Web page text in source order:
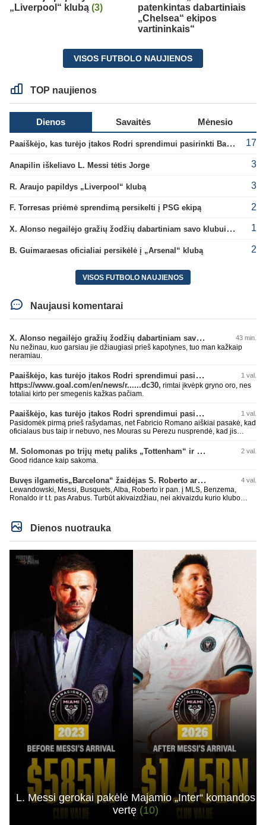
„Liverpool“ klubą (3)
patenkintas dabartiniais
„Chelsea“ ekipos
vartininkais“
VISOS FUTBOLO NAUJIENOS
TOP naujienos
Dienos Savaitės Mėnesio
Paaiškėjo, kas turėjo įtakos Rodri sprendimui pasirinkti Barselonos pusę 17
Anapilin iškeliavo L. Messi tėtis Jorge 3
R. Araujo papildys „Liverpool“ klubą 3
F. Torresas priėmė sprendimą persikelti į PSG ekipą 2
X. Alonso negailėjo gražių žodžių dabartiniam savo klubui „Chelsea“ 1
B. Guimaraesas oficialiai persikėlė į „Arsenal“ klubą 2
VISOS FUTBOLO NAUJIENOS
Naujausi komentarai
X. Alonso negailėjo gražių žodžių dabartiniam savo klubui „Chelsea“ 43 min.
Nu nežinau, kuo garsiau jie džiaugiasi prieš kapotynes, tuo man kažkaip
neramiau.
Paaiškėjo, kas turėjo įtakos Rodri sprendimui pasirinkti Barselonos pusę 1 val.
https://www.goal.com/en/news/r......dc30, rimtai įkvėpk gryno oro, nes
totaliai kirto per smegenis kažkas pačiam.
Paaiškėjo, kas turėjo įtakos Rodri sprendimui pasirinkti Barselonos pusę 1 val.
Pasidomėk pirmą prieš rašydamas, net Fabricio Romano aiškiai pasakė, kad
oficialaus bus taip ir nebuvo, nes Mouras su Perezu nusprendė, kad jis
surasti info ar buvo oficialus bid. Atsakymas: Ne, oficialaus raštiško
pasiūlymo (official bid) Madrido „Real“ Mančesterio „City“ klubui už Rodri dar
nepateikė. ​Nors žiniasklaidoje (pvz., The Athletic, Diario AS) garsiai kalbama
kontaktus su žaidėjo stovykla ar „City“ vadovais, oficialus formalus
pasiūlymas iki šiol nėra registruotas. ​Ispanijos gigantai tikrina situaciją ir
vertina galimybes, tačiau kol kas viskas vyksta tik žvalgybos ir neoficialių
M. Solomonas po trijų metų paliks „Tottenham“ ir papildys „West Ham“ klubą 2 val.
Good ridance kaip sakoma.
Buvęs ilgametis„Barcelona“ žaidėjas S. Roberto artėja link persikėlimo į MLS 4 val.
Lewandowski, Messi, Busquets, Alba, Roberto ir pan. į MLS, Benzema,
Ronaldo ir t.t. pas Arabus. Turbūt akivaizdžiau, nei akivaizdu kurio klubo
Dienos nuotrauka
L. Messi gerokai pakėlė Majamio „Inter“ komandos
vertę (10)